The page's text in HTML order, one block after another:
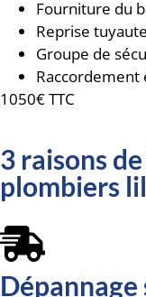
Fourniture du
Reprise
Groupe de
Raccordement
1050€ TTC
3 raisons
plombiers
Dépannage